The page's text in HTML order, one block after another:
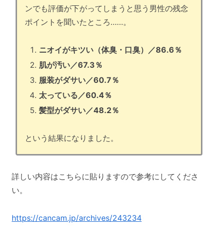
ンでも評価が下がってしまうと思う男性の残念
ポイントを聞いたところ……。
ニオイがキツい（体臭・口臭）／86.6％
肌が汚い／67.3％
服装がダサい／60.7％
太っている／60.4％
髪型がダサい／48.2％
という結果になりました。
詳しい内容はこちらに貼りますので参考にしてくださ
い。
https://cancam.jp/archives/243234